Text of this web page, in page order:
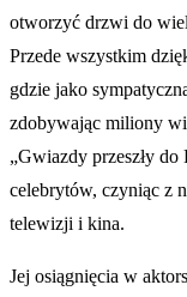
otworzyć drzwi do
Przede wszystkim
gdzie jako
zdobywając miliony
„Gwiazdy przeszły
celebrytów, czyniąc z
telewizji i kina.
Jej osiągnięcia w